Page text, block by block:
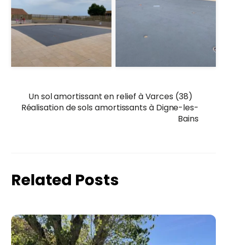
Un sol amortissant en relief à Varces (38)
Réalisation de sols amortissants à Digne-les-
Bains
Related Posts